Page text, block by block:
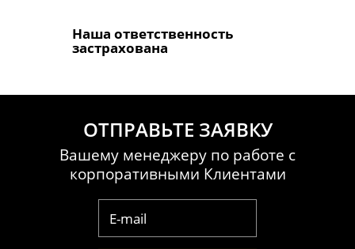
Наша ответственность
застрахована
ОТПРАВЬТЕ ЗАЯВКУ
Вашему менеджеру по работе с
корпоративными Клиентами